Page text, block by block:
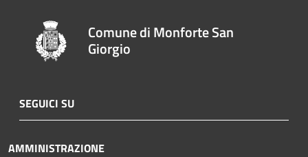
Comune di Monforte San
Giorgio
SEGUICI SU
AMMINISTRAZIONE